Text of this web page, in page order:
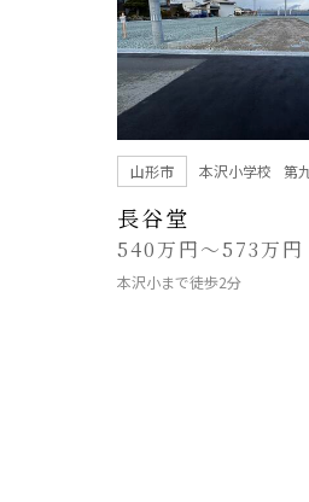
山形市 本沢小学校 第
長谷堂
540万円～573万円
本沢小まで徒歩2分